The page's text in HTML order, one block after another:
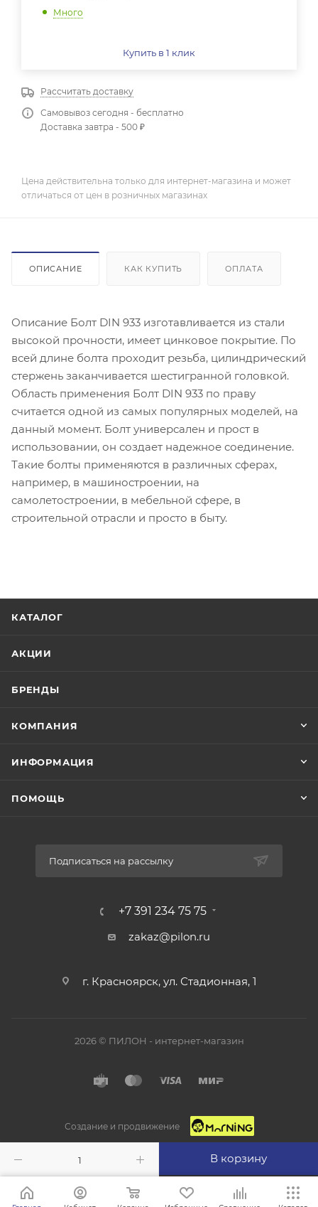
Много
В корзину
Купить в 1 клик
Рассчитать доставку
Самовывоз сегодня - бесплатно
Доставка завтра - 500 ₽
Цена действительна только для интернет-магазина и может
отличаться от цен в розничных магазинах
ОПИСАНИЕ КАК КУПИТЬ ОПЛАТА
Описание Болт DIN 933 изготавливается из стали
высокой прочности, имеет цинковое покрытие. По
всей длине болта проходит резьба, цилиндрический
стержень заканчивается шестигранной головкой.
Область применения Болт DIN 933 по праву
считается одной из самых популярных моделей, на
данный момент. Болт универсален и прост в
использовании, он создает надежное соединение.
Такие болты применяются в различных сферах,
например, в машиностроении, на
самолетостроении, в мебельной сфере, в
строительной отрасли и просто в быту.
КАТАЛОГ
АКЦИИ
БРЕНДЫ
КОМПАНИЯ
ИНФОРМАЦИЯ
ПОМОЩЬ
Подписаться на рассылку
+7 391 234 75 75
zakaz@pilon.ru
г. Красноярск, ул. Стадионная, 1
2026 © ПИЛОН - интернет-магазин
Создание и продвижение